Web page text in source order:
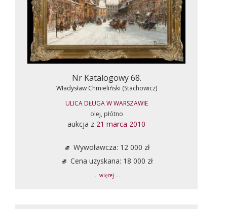
Nr Katalogowy 68.
Władysław Chmieliński (Stachowicz)
ULICA DŁUGA W WARSZAWIE
olej, płótno
aukcja z 21 marca 2010
Wywoławcza: 12 000 zł
Cena uzyskana: 18 000 zł
... więcej ...